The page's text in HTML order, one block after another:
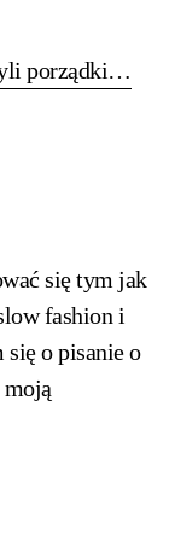
porządki…
się tym jak
fashion i
się o pisanie o
moją